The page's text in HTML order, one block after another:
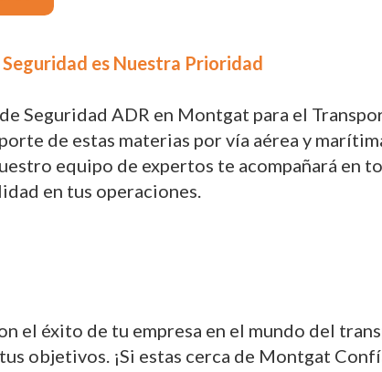
es Nuestra Prioridad
Seguridad ADR en Montgat para el
de estas materias por vía aérea y
equipo de expertos te acompañará en
en tus operaciones.
el éxito de tu empresa en el mundo del
objetivos. ¡Si estas cerca de Montgat